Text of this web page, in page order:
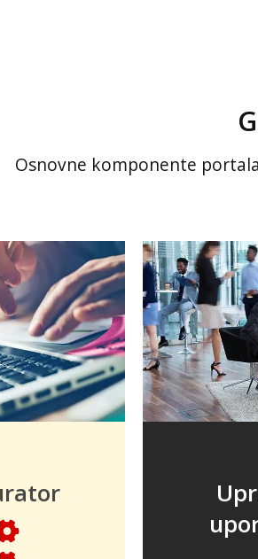
Osnovne komponente